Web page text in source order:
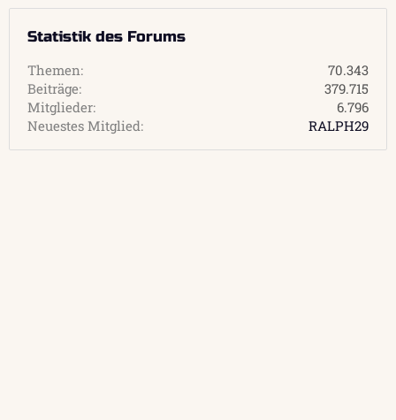
Statistik des Forums
Themen
70.343
Beiträge
379.715
Mitglieder
6.796
Neuestes Mitglied
RALPH29